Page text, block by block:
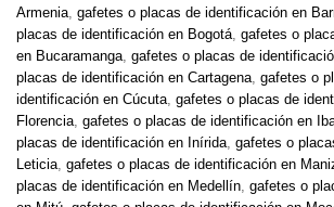
Armenia, gafetes o placas de identificación en
placas de identificación en Bogotá, gafetes o
en Bucaramanga, gafetes o placas de
placas de identificación en Cartagena, gafetes o
identificación en Cúcuta, gafetes o placas de
Florencia, gafetes o placas de identificación en
placas de identificación en Inírida, gafetes o
Leticia, gafetes o placas de identificación en
placas de identificación en Medellín, gafetes o